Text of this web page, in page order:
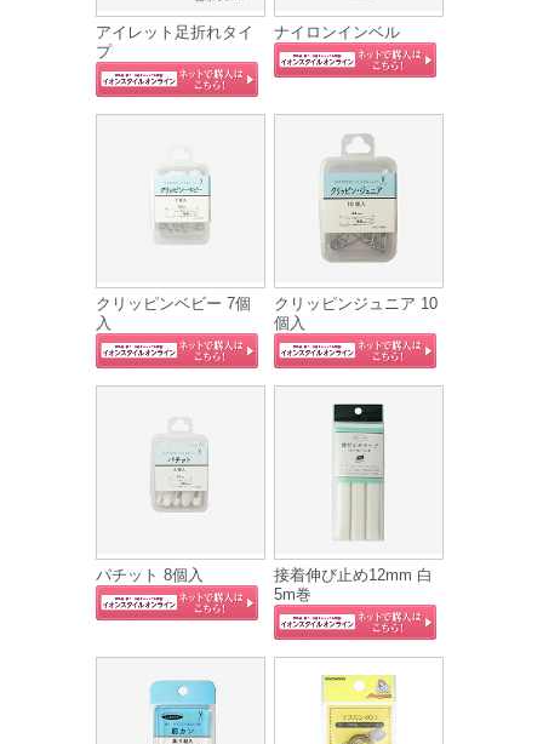
アイレット足折れタイ
プ
ナイロンインベル
クリッピンベビー 7個
入
クリッピンジュニア 10
個入
パチット 8個入
接着伸び止め12mm 白
5m巻